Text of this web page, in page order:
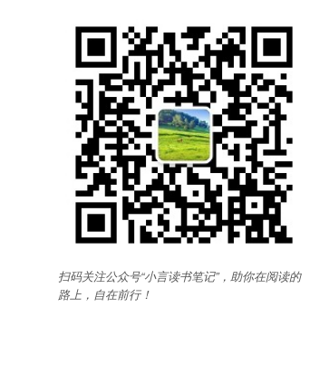
扫码关注公众号“小言读书笔记”，助你在阅读的
路上，自在前行！